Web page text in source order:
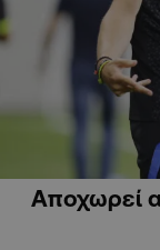
Αποχωρεί